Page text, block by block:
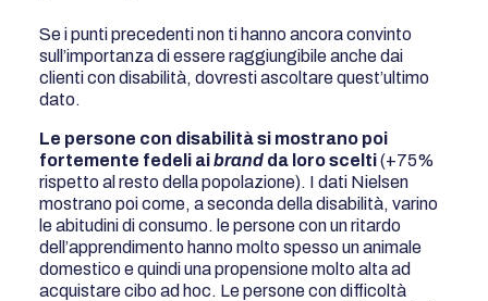
Se i punti precedenti non ti hanno ancora convinto
sull’importanza di essere raggiungibile anche dai
clienti con disabilità, dovresti ascoltare quest’ultimo
dato.
Le persone con disabilità si mostrano poi
fortemente fedeli aibrand da loro scelti(+75%
rispetto al resto della popolazione). I dati Nielsen
mostrano poi come, a seconda della disabilità, varino
le abitudini di consumo. le persone con un ritardo
dell’apprendimento hanno molto spesso un animale
domestico e quindi una propensione molto alta ad
acquistare cibo ad hoc. Le persone con difficoltà